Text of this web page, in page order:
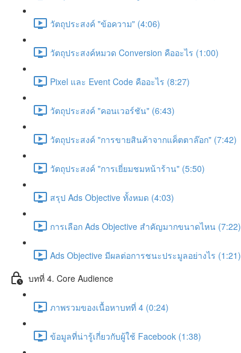
วัตถุประสงค์ "ข้อความ" (4:06)
วัตถุประสงค์หมวด Conversion คืออะไร (1:00)
Pixel และ Event Code คืออะไร (8:27)
วัตถุประสงค์ "คอนเวอร์ชัน" (6:43)
วัตถุประสงค์ "การขายสินค้าจากแค็ตตาล๊อก" (7:42)
วัตถุประสงค์ "การเยี่ยมชมหน้าร้าน" (5:50)
สรุป Ads Objective ทั้งหมด (4:03)
การเลือก Ads Objective สำคัญมากขนาดไหน (7:22)
Ads Objective มีผลต่อการชนะประมูลอย่างไร (1:21)
บทที่ 4. Core Audience
ภาพรวมของเนื้อหาบทที่ 4 (0:24)
ข้อมูลที่น่ารู้เกี่ยวกับผู้ใช้ Facebook (1:38)